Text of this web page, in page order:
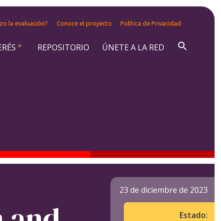
la evaluación? Conoce el proyecto Política de Privacidad
Abrir
REPOSITORIO ÚNETE A LA RED
23 de diciembre de 2023
Estado: